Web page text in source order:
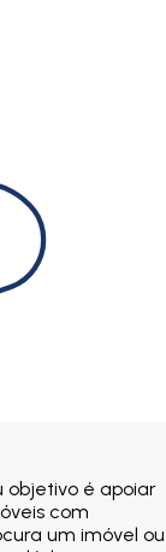
objetivo é apoiar
com
um imóvel ou